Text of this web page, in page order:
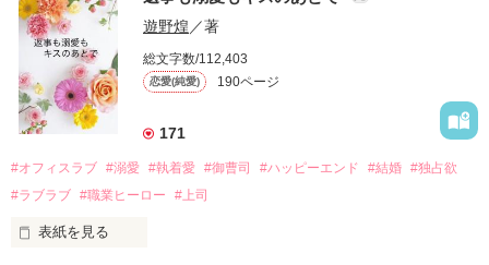
甘やかしてくる。
そんなある日、哲平は美桜がストーカー被害に
遭っていることを知る。
美桜を守るため、哲平は同居を提案してきて――。
夏木美桜(なつきみお)
鳴海哲平 (なるみてっぺい)
桜は、海外で傷心旅行をしていたところ、日本人美青年と出会
い、酒の勢いもあり一夜限りの関係となる。
帰国後、美桜は新しい職場でワンナイトした美青年と再会。
なんと彼の正体は、とある財閥御曹司にも関わらず、一族を離
れて起業した新進気鋭の実業家、社内でも冷徹だと評判な社長
――御影恭司その人だったのだ――！
なぜか恭司から飼い猫の世話係を命じられた美桜は、猫の世
の関係となってしまい――？
遊野煌／著
総文字数/112,403
恋愛(純愛) 190ページ
171
#オフィスラブ #溺愛 #執着愛 #御曹司 #ハッピーエンド #結婚 #独占欲
#ラブラブ #職業ヒーロー #上司
表紙を見る